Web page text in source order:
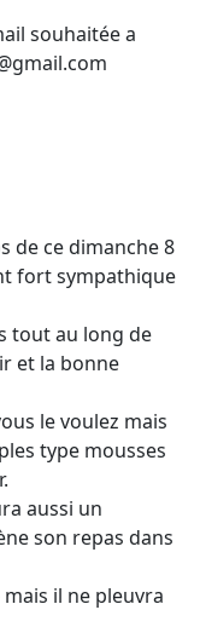
souhaitée a
de ce dimanche 8
fort sympathique
tout au long de
et la bonne
le voulez mais
type mousses
aussi un
son repas dans
il ne pleuvra